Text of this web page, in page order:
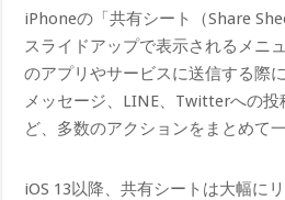
iPhoneの「共有シート（Share
スライドアップで表示されるメニ
のアプリやサービスに送信する際
メッセージ、LINE、Twitterへの投
ど、多数のアクションをまとめて
iOS 13以降、共有シートは大幅に